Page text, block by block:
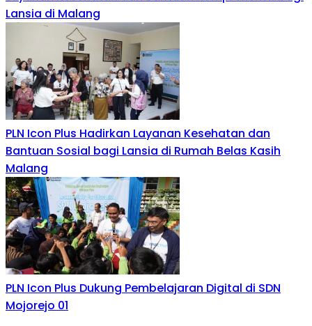
Lansia di Malang
PLN Icon Plus Hadirkan Layanan Kesehatan dan
Bantuan Sosial bagi Lansia di Rumah Belas Kasih
Malang
PLN Icon Plus Dukung Pembelajaran Digital di SDN
Mojorejo 01